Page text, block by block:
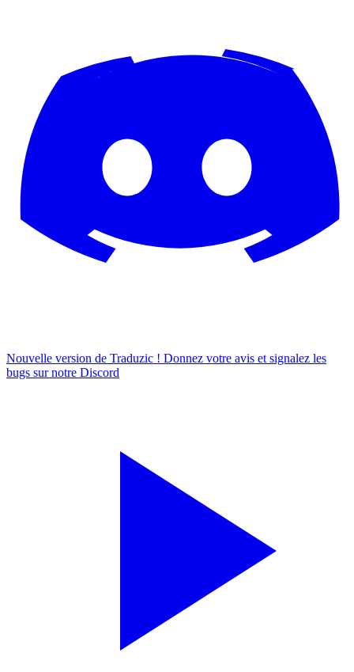
Nouvelle version de Traduzic ! Donnez votre avis et signalez les
bugs sur notre Discord